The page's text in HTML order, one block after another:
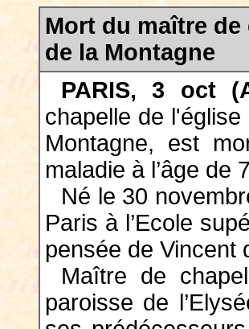
Mort du maître
de la Montagne
PARIS, 3 oct
chapelle de
Montagne, est
maladie à l’âge de
Né le 30
Paris à l’Ecole
pensée de Vincent
Maître de
paroisse de